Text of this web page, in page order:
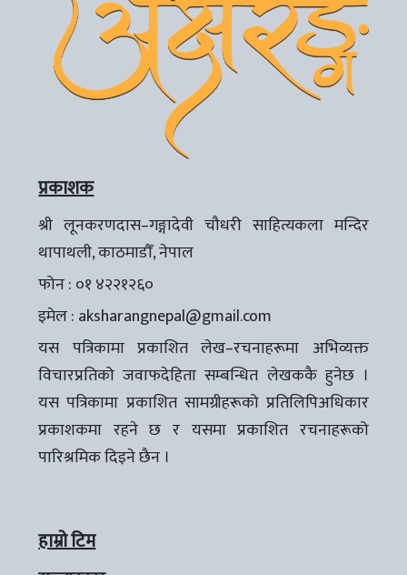
प्रकाशक
श्री लूनकरणदास–गङ्गादेवी चौधरी साहित्यकला मन्दिर
थापाथली, काठमाडौँ, नेपाल
फोन : ०१ ४२२१२६०
इमेल : aksharangnepal@gmail.com
यस पत्रिकामा प्रकाशित लेख–रचनाहरूमा अभिव्यक्त
विचारप्रतिको जवाफदेहिता सम्बन्धित लेखककै हुनेछ ।
यस पत्रिकामा प्रकाशित सामग्रीहरूको प्रतिलिपिअधिकार
प्रकाशकमा रहने छ र यसमा प्रकाशित रचनाहरूको
पारिश्रमिक दिइने छैन ।
हाम्रो टिम